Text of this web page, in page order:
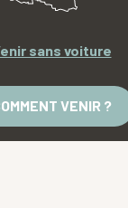
sans voiture
VENIR ?